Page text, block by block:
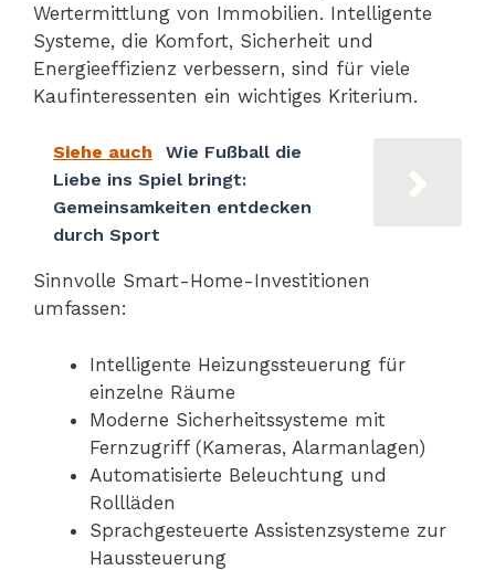
Wertermittlung von Immobilien. Intelligente
Systeme, die Komfort, Sicherheit und
Energieeffizienz verbessern, sind für viele
Kaufinteressenten ein wichtiges Kriterium.
Siehe auch
Wie Fußball die
Liebe ins Spiel bringt:
Gemeinsamkeiten entdecken
durch Sport
Sinnvolle Smart-Home-Investitionen
umfassen:
Intelligente Heizungssteuerung für
einzelne Räume
Moderne Sicherheitssysteme mit
Fernzugriff (Kameras, Alarmanlagen)
Automatisierte Beleuchtung und
Rollläden
Sprachgesteuerte Assistenzsysteme zur
Haussteuerung